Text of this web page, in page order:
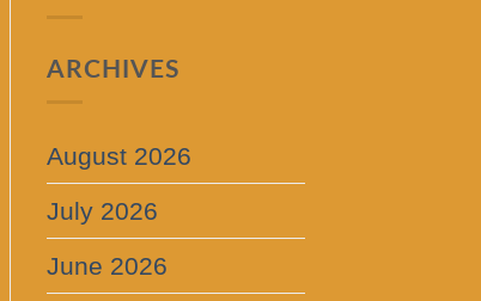
ARCHIVES
August 2026
July 2026
June 2026